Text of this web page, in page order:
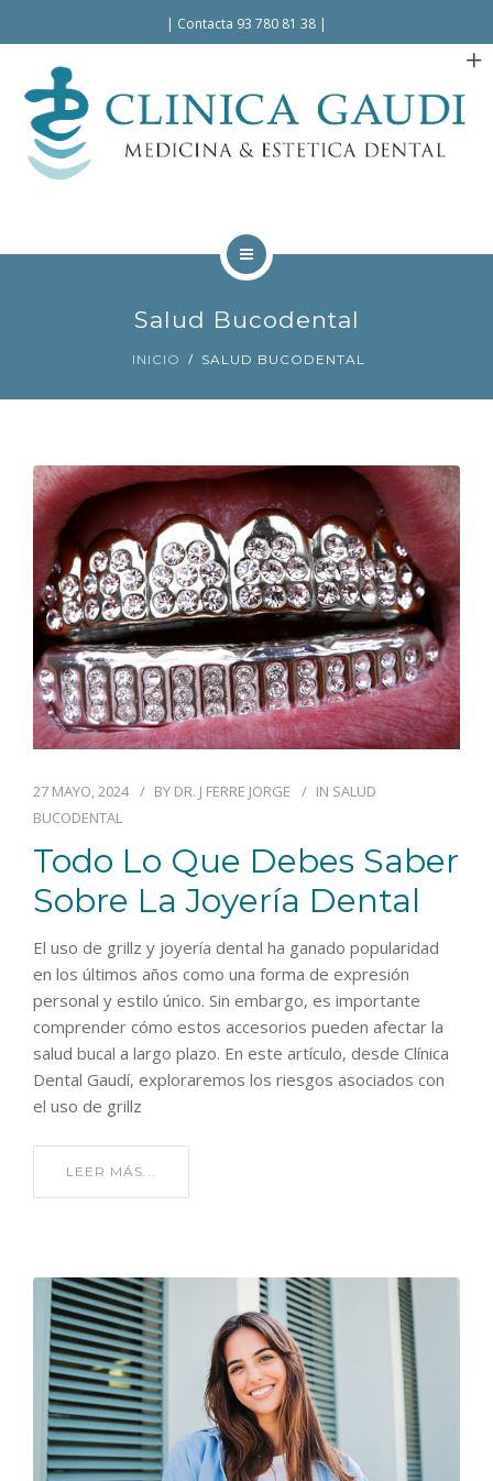
| Contacta 93 780 81 38 |
BLOG
CONTACTO
Salud Bucodental
INICIO SALUD BUCODENTAL
27 MAYO, 2024 BY DR. J FERRE JORGE IN SALUD
BUCODENTAL
Todo Lo Que Debes Saber
Sobre La Joyería Dental
El uso de grillz y joyería dental ha ganado popularidad
en los últimos años como una forma de expresión
personal y estilo único. Sin embargo, es importante
comprender cómo estos accesorios pueden afectar la
salud bucal a largo plazo. En este artículo, desde Clínica
Dental Gaudí, exploraremos los riesgos asociados con
el uso de grillz
LEER MÁS...